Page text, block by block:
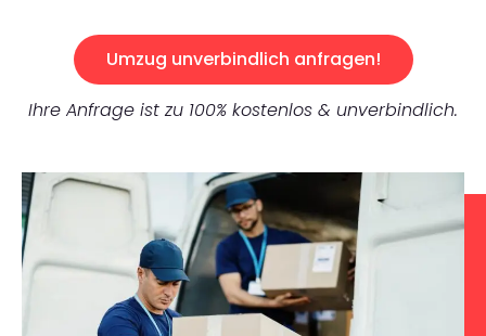
Umzug unverbindlich anfragen!
Ihre Anfrage ist zu 100% kostenlos & unverbindlich.